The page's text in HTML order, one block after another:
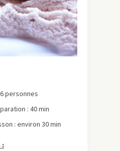
personnes
: 40 min
: environ 30 min
: